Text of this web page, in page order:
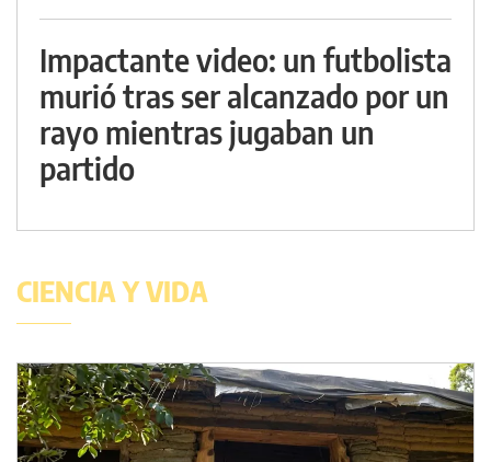
Impactante video: un futbolista
murió tras ser alcanzado por un
rayo mientras jugaban un
partido
CIENCIA Y VIDA